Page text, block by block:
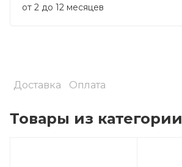
от 2 до 12 месяцев
Доставка Оплата
Товары из категории